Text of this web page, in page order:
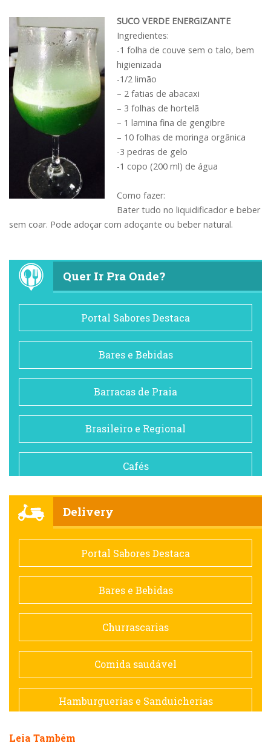
SUCO VERDE ENERGIZANTE
Ingredientes:
-1 folha de couve sem o talo, bem
higienizada
-1/2 limão
– 2 fatias de abacaxi
– 3 folhas de hortelã
– 1 lamina fina de gengibre
– 10 folhas de moringa orgânica
-3 pedras de gelo
-1 copo (200 ml) de água
Como fazer:
Bater tudo no liquidificador e beber
sem coar. Pode adoçar com adoçante ou beber natural.
Quer Ir Pra Onde?
Portal Sabores Destaca
Bares e Bebidas
Barracas de Praia
Brasileiro e Regional
Cafés
Comida saudável
Contemporânea
Doceria
Espanhola
Francesa
Delivery
Portal Sabores Destaca
Bares e Bebidas
Churrascarias
Comida saudável
Hamburguerias e Sanduicherias
Leia Também